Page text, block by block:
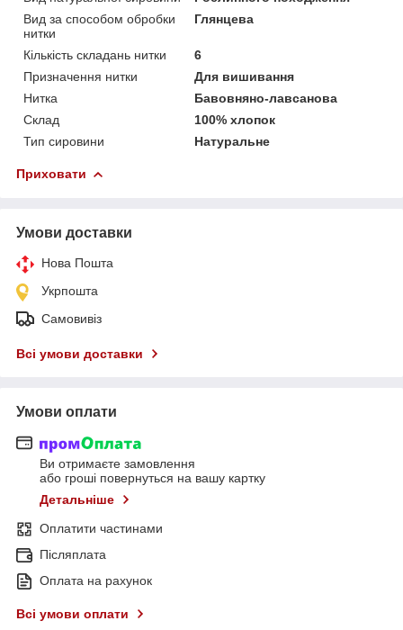
Вид за способом обробки
нитки
Глянцева
Кількість складань нитки
6
Призначення нитки
Для вишивання
Нитка
Бавовняно-лавсанова
Склад
100% хлопок
Тип сировини
Натуральне
Приховати
Умови доставки
Нова Пошта
Укрпошта
Самовивіз
Всі умови доставки
Умови оплати
Ви отримаєте замовлення
або гроші повернуться на вашу картку
Детальніше
Оплатити частинами
Післяплата
Оплата на рахунок
Всі умови оплати